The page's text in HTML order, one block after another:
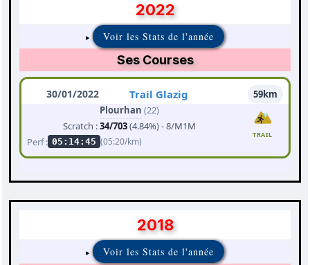
2022
Voir les Stats de l'année
Ses Courses
30/01/2022 Trail Glazig
59km
Plourhan (22)
Scratch :34/703(4.84%) - 8/M1M
Perf : 05:14:45 (05:20/km)
TRAIL
2018
Voir les Stats de l'année